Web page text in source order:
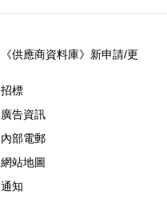
《供應商資料庫》新申請/更
招標
廣告資訊
內部電郵
網站地圖
通知